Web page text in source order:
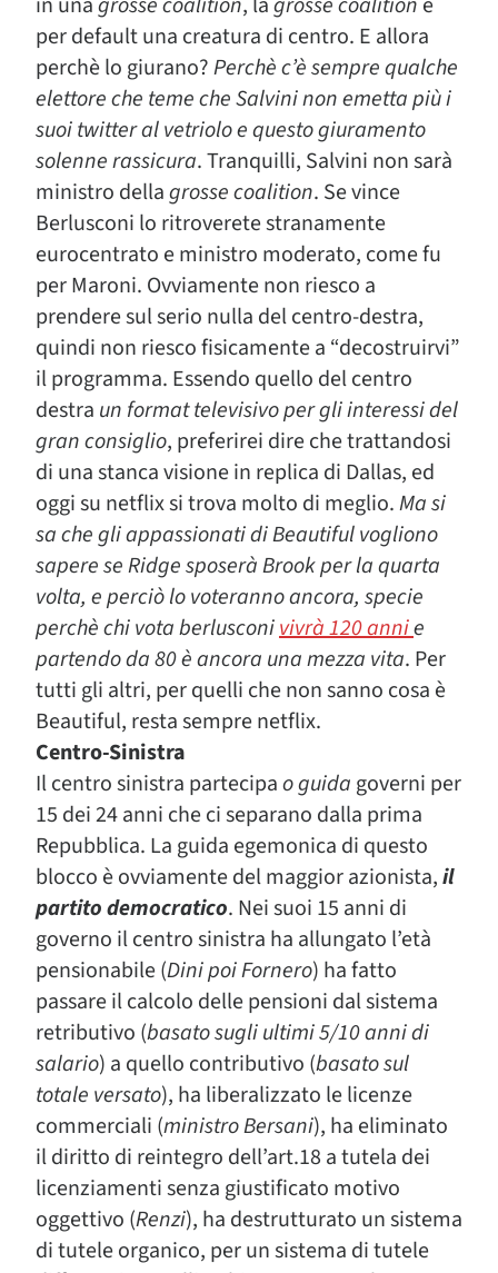
per default una creatura di centro. E allora
perchè lo giurano?Perchè c’è sempre qualche
elettore che teme che Salvini non emetta più i
suoi twitter al vetriolo e questo giuramento
solenne rassicura. Tranquilli, Salvini non sarà
ministro dellagrosse coalition. Se vince
Berlusconi lo ritroverete stranamente
eurocentrato e ministro moderato, come fu
per Maroni. Ovviamente non riesco a
prendere sul serio nulla del centro-destra,
quindi non riesco fisicamente a “decostruirvi”
il programma. Essendo quello del centro
destra un format televisivo per gli interessi del
gran consiglio, preferirei dire che trattandosi
di una stanca visione in replica di Dallas, ed
oggi su netflix si trova molto di meglio.Ma si
sa che gli appassionati di Beautiful vogliono
sapere se Ridge sposerà Brook per la quarta
volta, e perciò lo voteranno ancora, specie
perchè chi vota berlusconivivrà 120 annie
partendo da 80 è ancora una mezza vita. Per
tutti gli altri, per quelli che non sanno cosa è
Beautiful, resta sempre netflix.
Centro-Sinistra
Il centro sinistra partecipao guida governi per
15 dei 24 anni che ci separano dalla prima
Repubblica. La guida egemonica di questo
blocco è ovviamente del maggior azionista,il
partito democratico. Nei suoi 15 anni di
governo il centro sinistra ha allungato l’età
pensionabile (Dini poi Fornero) ha fatto
passare il calcolo delle pensioni dal sistema
retributivo (basato sugli ultimi 5/10 anni di
salario) a quello contributivo (basato sul
totale versato), ha liberalizzato le licenze
commerciali (ministro Bersani), ha eliminato
il diritto di reintegro dell’art.18 a tutela dei
licenziamenti senza giustificato motivo
oggettivo (Renzi), ha destrutturato un sistema
di tutele organico, per un sistema di tutele